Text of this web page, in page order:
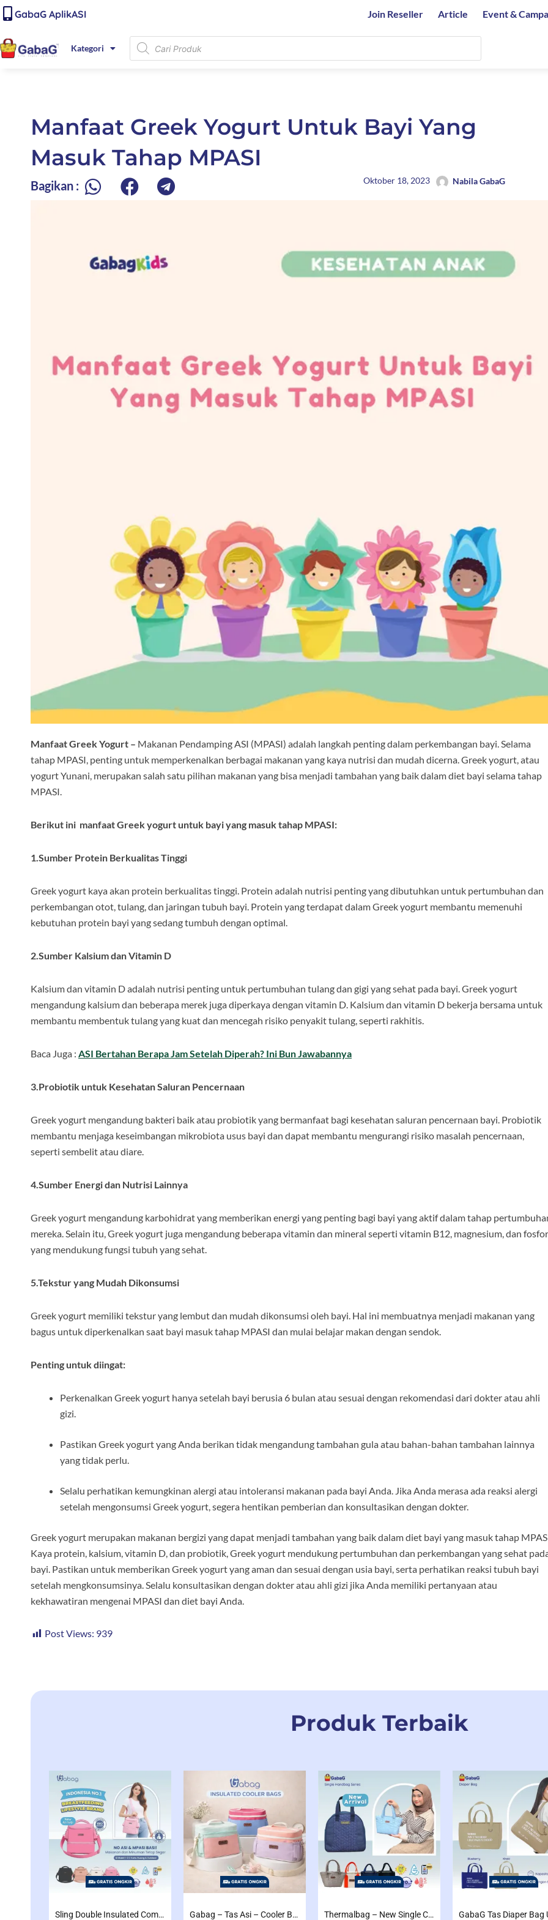
content
Lewati
ke
konten
GabaG AplikASI Join Reseller Article Event &
Kategori
Products
search
Manfaat Greek Yogurt Untuk Bayi Yang
Masuk Tahap MPASI
Bagikan : Oktober 18, 2023 Nabila GabaG
Manfaat Greek Yogurt – Makanan Pendamping ASI (MPASI) adalah langkah penting dalam perkembangan bayi. Selama
tahap MPASI, penting untuk memperkenalkan berbagai makanan yang kaya nutrisi dan mudah dicerna. Greek yogurt, atau
yogurt Yunani, merupakan salah satu pilihan makanan yang bisa menjadi tambahan yang baik dalam diet bayi selama tahap
MPASI.
Berikut ini manfaat Greek yogurt untuk bayi yang masuk tahap MPASI:
1.Sumber Protein Berkualitas Tinggi
Greek yogurt kaya akan protein berkualitas tinggi. Protein adalah nutrisi penting yang dibutuhkan untuk pertumbuhan dan
perkembangan otot, tulang, dan jaringan tubuh bayi. Protein yang terdapat dalam Greek yogurt membantu memenuhi
kebutuhan protein bayi yang sedang tumbuh dengan optimal.
2.Sumber Kalsium dan Vitamin D
Kalsium dan vitamin D adalah nutrisi penting untuk pertumbuhan tulang dan gigi yang sehat pada bayi. Greek yogurt
mengandung kalsium dan beberapa merek juga diperkaya dengan vitamin D. Kalsium dan vitamin D bekerja bersama untuk
membantu membentuk tulang yang kuat dan mencegah risiko penyakit tulang, seperti rakhitis.
Baca Juga : ASI Bertahan Berapa Jam Setelah Diperah? Ini Bun Jawabannya
3.Probiotik untuk Kesehatan Saluran Pencernaan
Greek yogurt mengandung bakteri baik atau probiotik yang bermanfaat bagi kesehatan saluran pencernaan bayi. Probiotik
membantu menjaga keseimbangan mikrobiota usus bayi dan dapat membantu mengurangi risiko masalah pencernaan,
seperti sembelit atau diare.
4.Sumber Energi dan Nutrisi Lainnya
Greek yogurt mengandung karbohidrat yang memberikan energi yang penting bagi bayi yang aktif dalam tahap
mereka. Selain itu, Greek yogurt juga mengandung beberapa vitamin dan mineral seperti vitamin B12, magnesium, dan fosfor
yang mendukung fungsi tubuh yang sehat.
5.Tekstur yang Mudah Dikonsumsi
Greek yogurt memiliki tekstur yang lembut dan mudah dikonsumsi oleh bayi. Hal ini membuatnya menjadi makanan yang
bagus untuk diperkenalkan saat bayi masuk tahap MPASI dan mulai belajar makan dengan sendok.
Penting untuk diingat:
Perkenalkan Greek yogurt hanya setelah bayi berusia 6 bulan atau sesuai dengan rekomendasi dari dokter atau ahli
gizi.
Pastikan Greek yogurt yang Anda berikan tidak mengandung tambahan gula atau bahan-bahan tambahan lainnya
yang tidak perlu.
Selalu perhatikan kemungkinan alergi atau intoleransi makanan pada bayi Anda. Jika Anda merasa ada reaksi alergi
setelah mengonsumsi Greek yogurt, segera hentikan pemberian dan konsultasikan dengan dokter.
Greek yogurt merupakan makanan bergizi yang dapat menjadi tambahan yang baik dalam diet bayi yang masuk tahap
Kaya protein, kalsium, vitamin D, dan probiotik, Greek yogurt mendukung pertumbuhan dan perkembangan yang sehat
bayi. Pastikan untuk memberikan Greek yogurt yang aman dan sesuai dengan usia bayi, serta perhatikan reaksi tubuh bayi
setelah mengkonsumsinya. Selalu konsultasikan dengan dokter atau ahli gizi jika Anda memiliki pertanyaan atau
kekhawatiran mengenai MPASI dan diet bayi Anda.
Post Views: 939
Produk Terbaik
Sling Double Insulated Compartment Cappucino Black, Creamy, Salem, Chocolate Gabag – Tas Asi – Cooler Bag Sling Single Compartment Mint Grape Bubble Thermalbag – New Single Coolerbag Electra / Cooper / Freya